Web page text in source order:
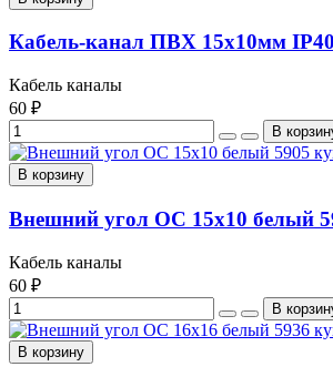
Кабель-канал ПВХ 15х10мм
Кабель каналы
60 ₽
В корзину
Внешний угол ОС 15х10 белый
Кабель каналы
60 ₽
В корзину